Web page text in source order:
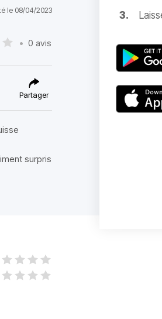
le 08/04/2023
• 0 avis
Partager
surpris